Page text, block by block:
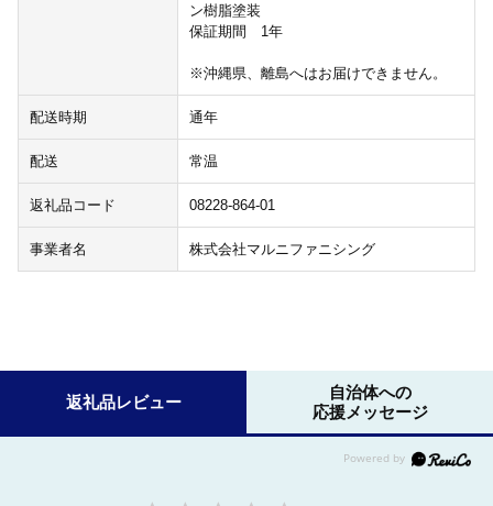
ン樹脂塗装
保証期間 1年
※沖縄県、離島へはお届けできません。
配送時期 通年
配送 常温
返礼品コード 08228-864-01
事業者名 株式会社マルニファニシング
返礼品レビュー
自治体への
応援メッセージ